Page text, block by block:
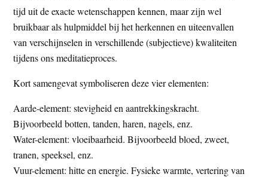
tijd uit de exacte wetenschappen kennen, maar zijn wel
bruikbaar als hulpmiddel bij het herkennen en uiteenvallen
van verschijnselen in verschillende (subjectieve) kwaliteiten
tijdens ons meditatieproces.
Kort samengevat symboliseren deze vier elementen:
Aarde-element: stevigheid en aantrekkingskracht.
Bijvoorbeeld botten, tanden, haren, nagels, enz.
Water-element: vloeibaarheid. Bijvoorbeeld bloed, zweet,
tranen, speeksel, enz.
Vuur-element: hitte en energie. Fysieke warmte, vertering van